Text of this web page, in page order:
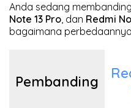
Anda sedang
Note 13 Pro, dan Redmi
bagaimana
Pembanding